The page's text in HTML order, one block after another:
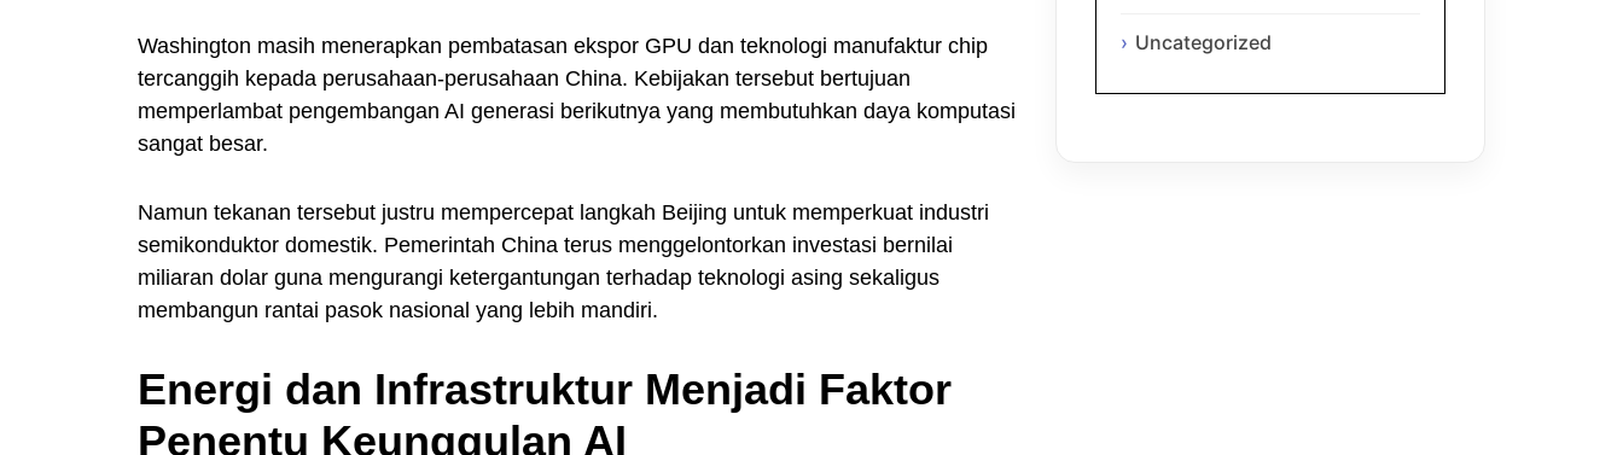
Washington masih menerapkan pembatasan ekspor GPU dan teknologi manufaktur chip
tercanggih kepada perusahaan-perusahaan China. Kebijakan tersebut bertujuan
memperlambat pengembangan AI generasi berikutnya yang membutuhkan daya komputasi
sangat besar.
Namun tekanan tersebut justru mempercepat langkah Beijing untuk memperkuat industri
semikonduktor domestik. Pemerintah China terus menggelontorkan investasi bernilai
miliaran dolar guna mengurangi ketergantungan terhadap teknologi asing sekaligus
membangun rantai pasok nasional yang lebih mandiri.
Energi dan Infrastruktur Menjadi Faktor
Penentu Keunggulan AI
Uncategorized